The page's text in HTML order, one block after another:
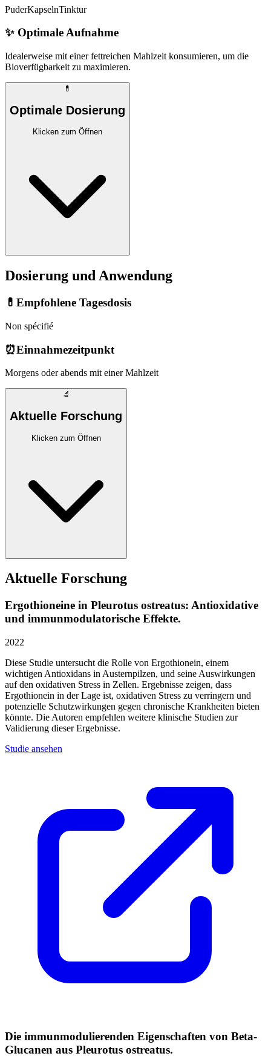
PuderKapselnTinktur
✨ Optimale Aufnahme
Idealerweise mit einer fettreichen Mahlzeit konsumieren, um die
Bioverfügbarkeit zu maximieren.
💊
Optimale Dosierung
Klicken zum Öffnen
Dosierung und Anwendung
💊 Empfohlene Tagesdosis
Non spécifié
⏰Einnahmezeitpunkt
Morgens oder abends mit einer Mahlzeit
🔬
Aktuelle Forschung
Klicken zum Öffnen
Aktuelle Forschung
Ergothioneine in Pleurotus ostreatus: Antioxidative
und immunmodulatorische Effekte.
2022
Diese Studie untersucht die Rolle von Ergothionein, einem
wichtigen Antioxidans in Austernpilzen, und seine Auswirkungen
auf den oxidativen Stress in Zellen. Ergebnisse zeigen, dass
Ergothionein in der Lage ist, oxidativen Stress zu verringern und
potenzielle Schutzwirkungen gegen chronische Krankheiten bieten
könnte. Die Autoren empfehlen weitere klinische Studien zur
Validierung dieser Ergebnisse.
Studie ansehen
Die immunmodulierenden Eigenschaften von Beta-
Glucanen aus Pleurotus ostreatus.